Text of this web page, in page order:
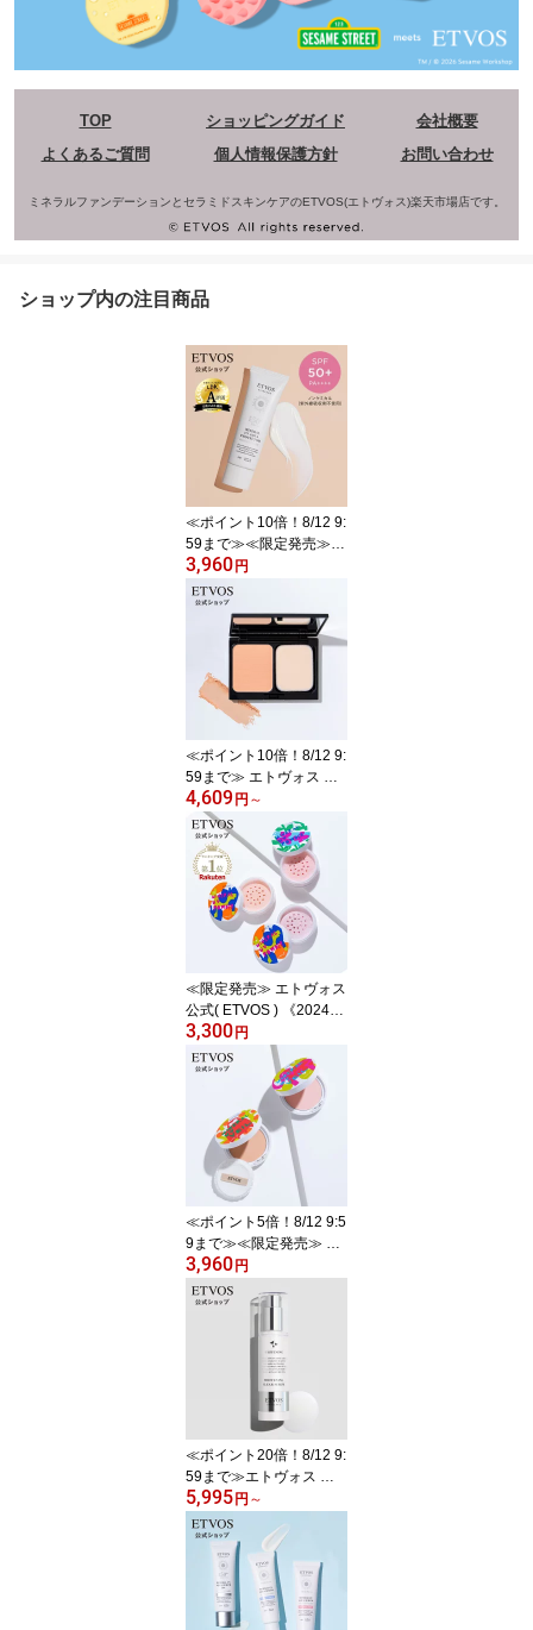
TOP ショッピングガイド
会社概要
よくあるご質問
個人情報保護方針 お問い合わせ
ミネラルファンデーションとセラミドスキンケアのETVOS(エトヴォス)楽天市場店です。
ショップ内の注目商品
≪ポイント10倍！8/12 9:
59まで≫≪限定発売≫
エトヴォス 公式( ETVOS
) 日焼け止め 美容液 化粧
下地 下地 UV 紫外線 保
湿 敏感肌 スキンケア 石
けんオフ 毛穴 くすみ UV
下地 「 ミネラルUVアク
アプロテクター 」SPF50
+ PA++++ 個数限定 【30
日間返品保証】
3,960 円
≪ポイント10倍！8/12 9:
59まで≫ エトヴォス 公
式( ETVOS ) ファンデー
ション パウダー プレス
トパウダー UV 日焼け止
め ファンデ セミマット
ノンケミカル 敏感肌 紫
外線 UVカット 「 タイム
レスフォギーミネラルフ
ァンデーション 」 SPF5
0+ PA++++ 【30日間返
品保証】
4,609 円 ～
≪限定発売≫ エトヴォス
公式( ETVOS ) 《2024年
版》 「 ミネラルUVパウ
ダー 」 SPF50 PA++++
個数限定 【30日間返品
保証】 フェイスパウダー
UV 日焼け止め パウダー
紫外線カット セラミド
石けんオフ
3,300 円
≪ポイント5倍！8/12 9:5
9まで≫≪限定発売≫ エ
トヴォス 公式( ETVOS )
フェイスパウダー プレス
トタイプ UV UVカット
日焼け止め 《2024年
版》 「ミネラルUVベー
ル」 SPF45 PA+++ 個数
限定 【30日間返品保
3,960 円
≪ポイント20倍！8/12 9:
59まで≫エトヴォス 公
式( ETVOS ) トラネキサ
ム酸 グリチルレチン酸ス
テアリル ナイアシンアミ
ド セラミド 美白 美白美
容液 敏感肌 美容液 シミ
ホワイトニング 日本製
「薬用 ホワイトニングク
5,995 円 ～